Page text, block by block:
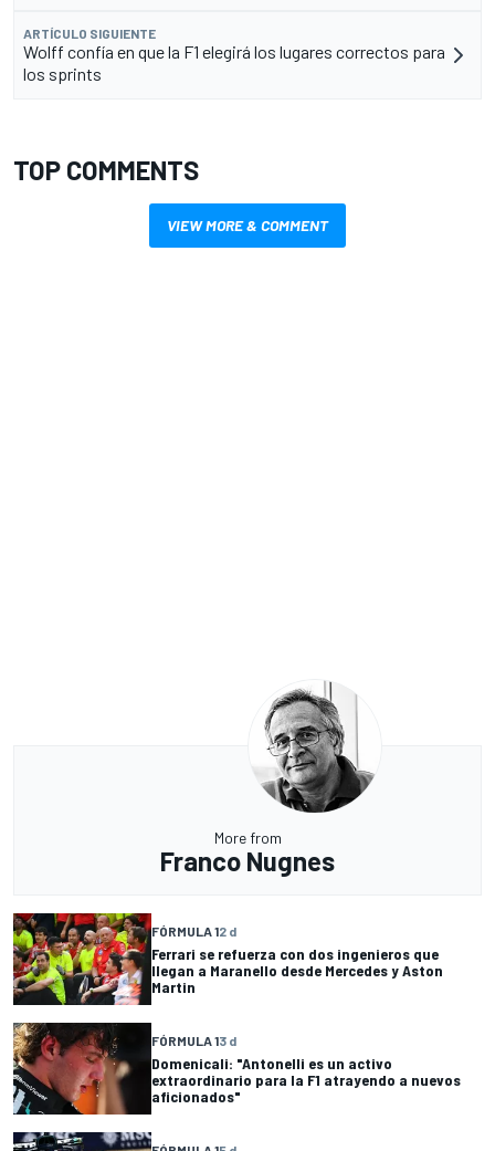
ARTÍCULO SIGUIENTE
Wolff confía en que la F1 elegirá los lugares correctos para
los sprints
TOP COMMENTS
VIEW MORE & COMMENT
More from
Franco Nugnes
FÓRMULA 12 d
Ferrari se refuerza con dos ingenieros que
llegan a Maranello desde Mercedes y Aston
Martin
FÓRMULA 13 d
Domenicali: "Antonelli es un activo
extraordinario para la F1 atrayendo a nuevos
aficionados"